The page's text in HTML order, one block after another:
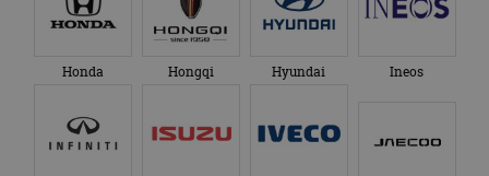
Honda Hongqi Hyundai Ineos
te behouden.
bezocht.